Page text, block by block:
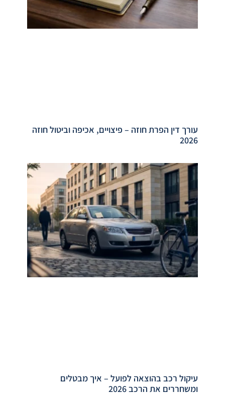
עורך דין הפרת חוזה – פיצויים, אכיפה וביטול חוזה
2026
עיקול רכב בהוצאה לפועל – איך מבטלים
ומשחררים את הרכב 2026